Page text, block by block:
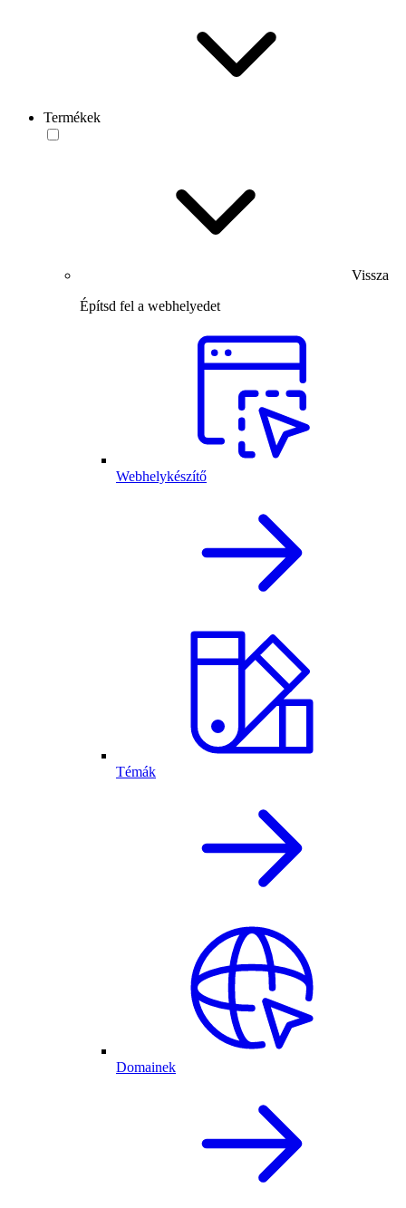
Termékek
Vissza
Építsd fel a webhelyedet
Webhelykészítő
Témák
Domainek